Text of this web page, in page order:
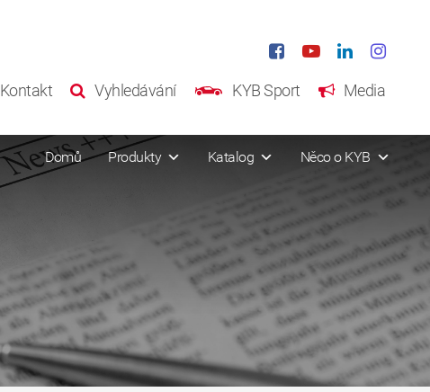
Kontakt Vyhledávání KYB Sport Media
Domů Produkty Katalog Něco o KYB